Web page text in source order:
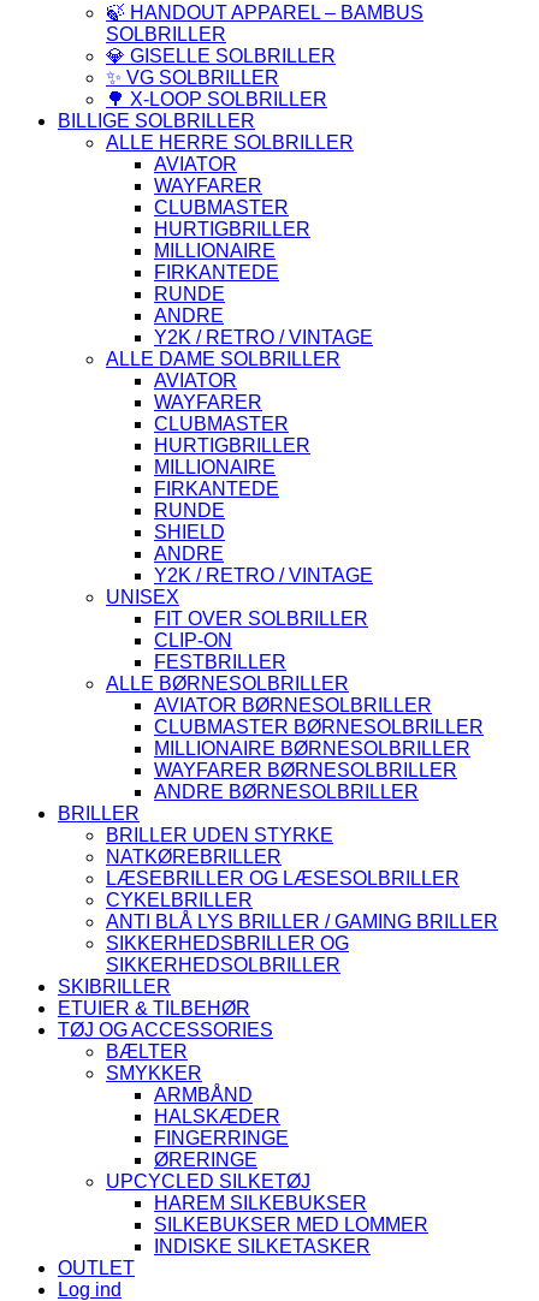
🍃 HANDOUT APPAREL – BAMBUS
SOLBRILLER
💎 GISELLE SOLBRILLER
✨ VG SOLBRILLER
🌳 X-LOOP SOLBRILLER
BILLIGE SOLBRILLER
ALLE HERRE SOLBRILLER
AVIATOR
WAYFARER
CLUBMASTER
HURTIGBRILLER
MILLIONAIRE
FIRKANTEDE
RUNDE
ANDRE
Y2K / RETRO / VINTAGE
ALLE DAME SOLBRILLER
AVIATOR
WAYFARER
CLUBMASTER
HURTIGBRILLER
MILLIONAIRE
FIRKANTEDE
RUNDE
SHIELD
ANDRE
Y2K / RETRO / VINTAGE
UNISEX
FIT OVER SOLBRILLER
CLIP-ON
FESTBRILLER
ALLE BØRNESOLBRILLER
AVIATOR BØRNESOLBRILLER
CLUBMASTER BØRNESOLBRILLER
MILLIONAIRE BØRNESOLBRILLER
WAYFARER BØRNESOLBRILLER
ANDRE BØRNESOLBRILLER
BRILLER
BRILLER UDEN STYRKE
NATKØREBRILLER
LÆSEBRILLER OG LÆSESOLBRILLER
CYKELBRILLER
ANTI BLÅ LYS BRILLER / GAMING BRILLER
SIKKERHEDSBRILLER OG
SIKKERHEDSOLBRILLER
SKIBRILLER
ETUIER & TILBEHØR
TØJ OG ACCESSORIES
BÆLTER
SMYKKER
ARMBÅND
HALSKÆDER
FINGERRINGE
ØRERINGE
UPCYCLED SILKETØJ
HAREM SILKEBUKSER
SILKEBUKSER MED LOMMER
INDISKE SILKETASKER
OUTLET
Log ind